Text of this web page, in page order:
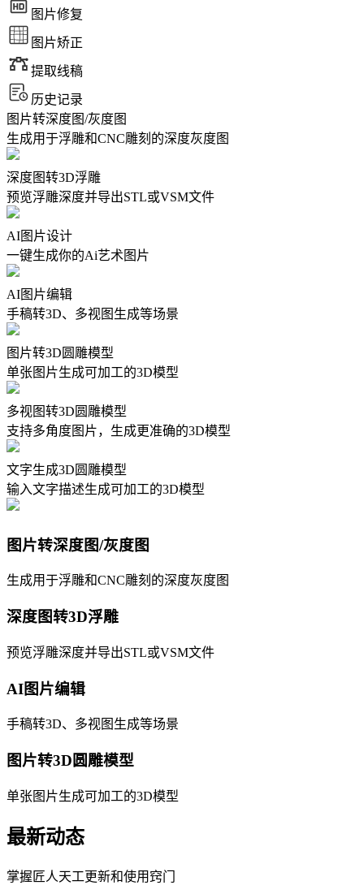
图片修复
图片矫正
提取线稿
历史记录
图片转深度图/灰度图
生成用于浮雕和CNC雕刻的深度灰度图
深度图转3D浮雕
预览浮雕深度并导出STL或VSM文件
AI图片设计
一键生成你的Ai艺术图片
AI图片编辑
手稿转3D、多视图生成等场景
图片转3D圆雕模型
单张图片生成可加工的3D模型
多视图转3D圆雕模型
支持多角度图片，生成更准确的3D模型
文字生成3D圆雕模型
输入文字描述生成可加工的3D模型
图片转深度图/灰度图
生成用于浮雕和CNC雕刻的深度灰度图
深度图转3D浮雕
预览浮雕深度并导出STL或VSM文件
AI图片编辑
手稿转3D、多视图生成等场景
图片转3D圆雕模型
单张图片生成可加工的3D模型
最新动态
掌握匠人天工更新和使用窍门